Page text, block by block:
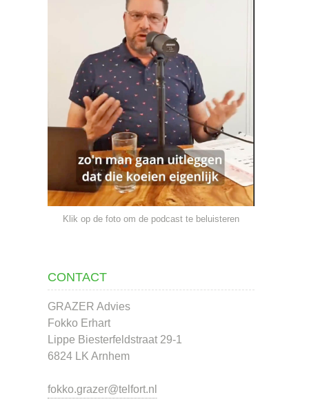
Klik op de foto om de podcast te beluisteren
CONTACT
GRAZER Advies
Fokko Erhart
Lippe Biesterfeldstraat 29-1
6824 LK Arnhem
fokko.grazer@telfort.nl